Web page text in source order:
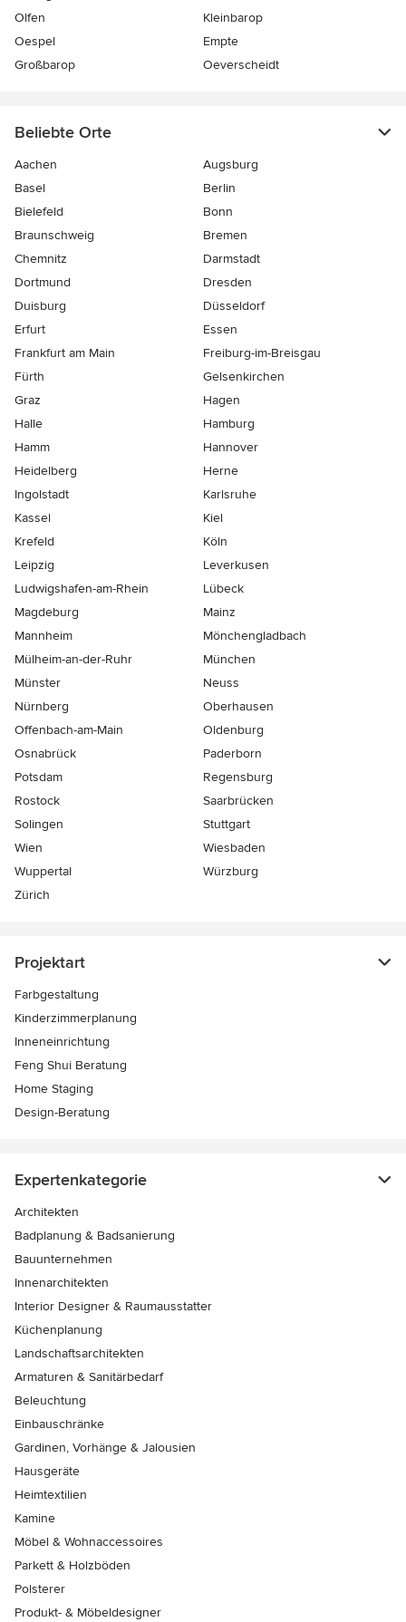
Olfen
Kleinbarop
Oespel
Empte
Großbarop
Oeverscheidt
Beliebte Orte
Aachen
Augsburg
Basel
Berlin
Bielefeld
Bonn
Braunschweig
Bremen
Chemnitz
Darmstadt
Dortmund
Dresden
Duisburg
Düsseldorf
Erfurt
Essen
Frankfurt am Main
Freiburg-im-Breisgau
Fürth
Gelsenkirchen
Graz
Hagen
Halle
Hamburg
Hamm
Hannover
Heidelberg
Herne
Ingolstadt
Karlsruhe
Kassel
Kiel
Krefeld
Köln
Leipzig
Leverkusen
Ludwigshafen-am-Rhein
Lübeck
Magdeburg
Mainz
Mannheim
Mönchen­gladbach
Mülheim-an-der-Ruhr
München
Münster
Neuss
Nürnberg
Oberhausen
Offenbach-am-Main
Oldenburg
Osnabrück
Paderborn
Potsdam
Regensburg
Rostock
Saarbrücken
Solingen
Stuttgart
Wien
Wiesbaden
Wuppertal
Würzburg
Zürich
Projektart
Farbgestaltung
Kinderzimmerplanung
Inneneinrichtung
Feng Shui Beratung
Home Staging
Design-Beratung
Expertenkategorie
Architekten
Badplanung & Badsanierung
Bauunternehmen
Innenarchitekten
Interior Designer & Raumausstatter
Küchenplanung
Landschaftsarchitekten
Armaturen & Sanitärbedarf
Beleuchtung
Einbauschränke
Gardinen, Vorhänge & Jalousien
Hausgeräte
Heimtextilien
Kamine
Möbel & Wohnaccessoires
Parkett & Holzböden
Polsterer
Produkt- & Möbeldesigner